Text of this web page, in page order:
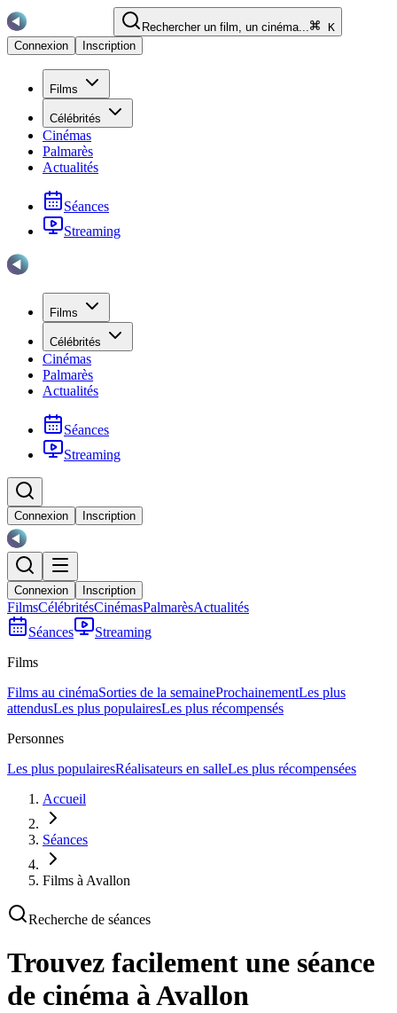
Rechercher un film, un cinéma...
K
Connexion
Inscription
Films
Célébrités
Cinémas
Palmarès
Actualités
Séances
Streaming
Films
Célébrités
Cinémas
Palmarès
Actualités
Séances
Streaming
Connexion Inscription
Connexion Inscription
FilmsCélébritésCinémasPalmarèsActualités
Séances
Streaming
Films
Films au cinémaSorties de la semaineProchainementLes plus
attendusLes plus populairesLes plus récompensés
Personnes
Les plus populairesRéalisateurs en salleLes plus récompensées
Accueil
Séances
Films à Avallon
Recherche de séances
Trouvez facilement une séance
de cinéma à Avallon